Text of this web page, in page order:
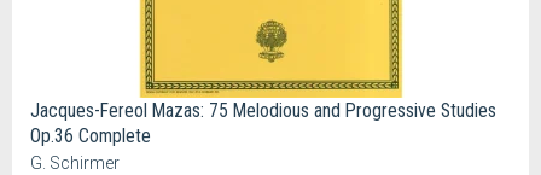
Jacques-Fereol Mazas: 75 Melodious and Progressive Studies
Op.36 Complete
G. Schirmer